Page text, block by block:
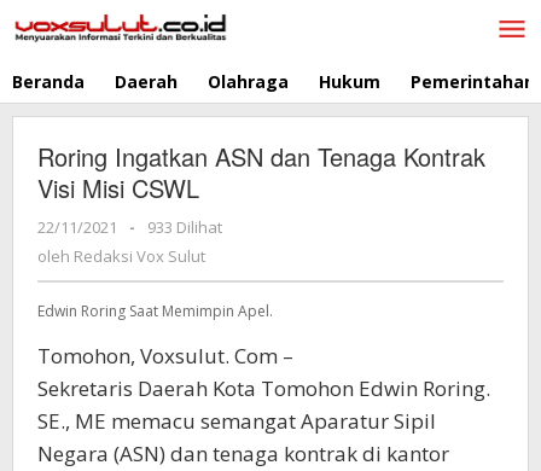
ke
Beranda Daerah Olahraga Hukum Pemerintahan
Roring Ingatkan ASN dan Tenaga Kontrak
Visi Misi CSWL
22/11/2021
oleh
Redaksi
-
933 Dilihat
oleh Redaksi Vox Sulut
Edwin Roring Saat Memimpin Apel.
Tomohon, Voxsulut. Com –
Sekretaris Daerah Kota Tomohon Edwin Roring.
SE., ME memacu semangat Aparatur Sipil
Negara (ASN) dan tenaga kontrak di kantor